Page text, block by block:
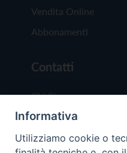
Vendita Online
Abbonamenti
Contatti
Chi Siamo
Redazione
Scrivici
Informativa
Utilizziamo cookie o